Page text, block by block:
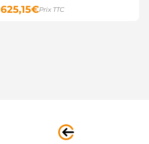
625,15€Prix TTC